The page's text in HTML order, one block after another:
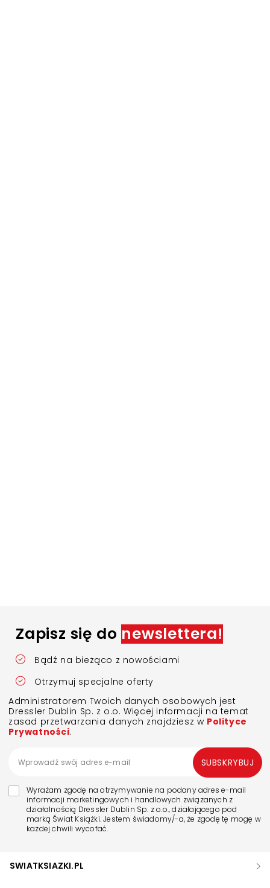
Zapisz się do newslettera!
Bądź na bieżąco z nowościami
Otrzymuj specjalne oferty
Administratorem Twoich danych osobowych jest
Dressler Dublin Sp. z o.o. Więcej informacji na temat
zasad przetwarzania danych znajdziesz w Polityce
Prywatności.
Wyrażam zgodę na otrzymywanie na podany adres e-mail
informacji marketingowych i handlowych związanych z
działalnością Dressler Dublin Sp. z o.o., działającego pod
marką Świat Książki. Jestem świadomy/-a, że zgodę tę mogę w
każdej chwili wycofać.
SUBSKRYBUJ
SWIATKSIAZKI.PL